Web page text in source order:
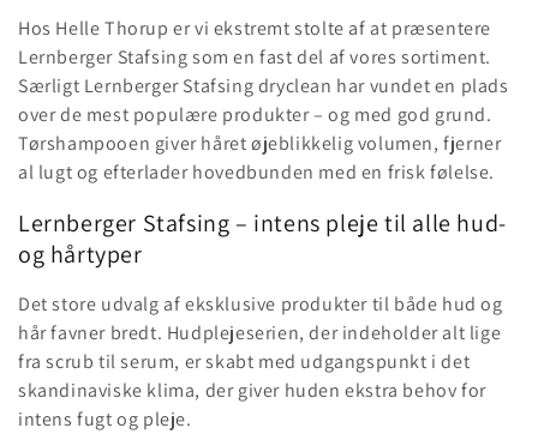
Hos Helle Thorup er vi ekstremt stolte af at præsentere
Lernberger Stafsing som en fast del af vores sortiment.
Særligt Lernberger Stafsing dryclean har vundet en plads
over de mest populære produkter – og med god grund.
Tørshampooen giver håret øjeblikkelig volumen, fjerner
al lugt og efterlader hovedbunden med en frisk følelse.
Lernberger Stafsing – intens pleje til alle hud-
og hårtyper
Det store udvalg af eksklusive produkter til både hud og
hår favner bredt. Hudplejeserien, der indeholder alt lige
fra scrub til serum, er skabt med udgangspunkt i det
skandinaviske klima, der giver huden ekstra behov for
intens fugt og pleje.